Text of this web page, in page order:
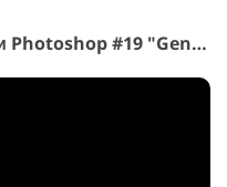
Безкоштовні пір’яні накладки Photoshop #19 "Gentle Touch"